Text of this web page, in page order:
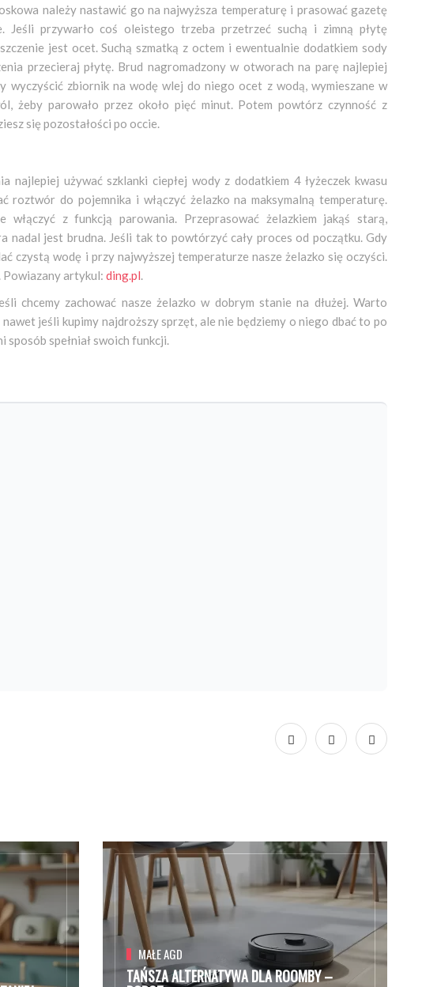
należy nastawić go na najwyższa temperaturę i prasować gazetę
Jeśli przywarło coś oleistego trzeba przetrzeć suchą i zimną płytę
jest ocet. Suchą szmatką z octem i ewentualnie dodatkiem sody
przecieraj płytę. Brud nagromadzony w otworach na parę najlepiej
wyczyścić zbiornik na wodę wlej do niego ocet z wodą, wymieszane w
żeby parowało przez około pięć minut. Potem powtórz czynność z
się pozostałości po occie.
najlepiej używać szklanki ciepłej wody z dodatkiem 4 łyżeczek kwasu
roztwór do pojemnika i włączyć żelazko na maksymalną temperaturę.
włączyć z funkcją parowania. Przeprasować żelazkiem jakąś starą,
nadal jest brudna. Jeśli tak to powtórzyć cały proces od początku. Gdy
czystą wodę i przy najwyższej temperaturze nasze żelazko się oczyści.
Powiazany artykul: ding.pl.
chcemy zachować nasze żelazko w dobrym stanie na dłużej. Warto
jeśli kupimy najdroższy sprzęt, ale nie będziemy o niego dbać to po
sposób spełniał swoich funkcji.
MAŁE AGD
TAŃSZA ALTERNATYWA DLA ROOMBY –